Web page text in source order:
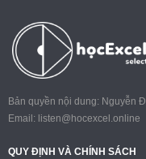
Bản quyền nội dung: Nguyễn
Email: listen@hocexcel.online
QUY ĐỊNH VÀ CHÍNH SÁCH